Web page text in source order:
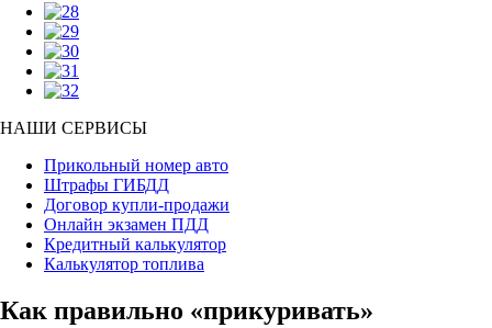
НАШИ СЕРВИСЫ
Прикольный номер авто
Штрафы ГИБДД
Договор купли-продажи
Онлайн экзамен ПДД
Кредитный калькулятор
Калькулятор топлива
Как правильно «прикуривать»